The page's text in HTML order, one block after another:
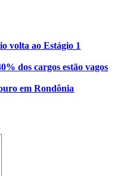
volta ao Estágio 1
dos cargos estão vagos
em Rondônia